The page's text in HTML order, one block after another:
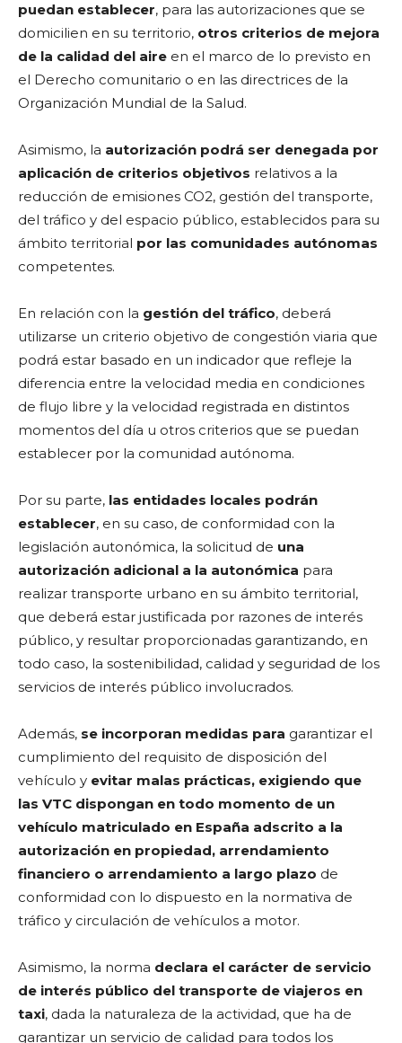
puedan establecer, para las autorizaciones que se
domicilien en su territorio, otros criterios de mejora
de la calidad del aire en el marco de lo previsto en
el Derecho comunitario o en las directrices de la
Organización Mundial de la Salud.
Asimismo, la autorización podrá ser denegada por
aplicación de criterios objetivos relativos a la
reducción de emisiones CO2, gestión del transporte,
del tráfico y del espacio público, establecidos para su
ámbito territorial por las comunidades autónomas
competentes.
En relación con la gestión del tráfico, deberá
utilizarse un criterio objetivo de congestión viaria que
podrá estar basado en un indicador que refleje la
diferencia entre la velocidad media en condiciones
de flujo libre y la velocidad registrada en distintos
momentos del día u otros criterios que se puedan
establecer por la comunidad autónoma.
Por su parte, las entidades locales podrán
establecer, en su caso, de conformidad con la
legislación autonómica, la solicitud de una
autorización adicional a la autonómica para
realizar transporte urbano en su ámbito territorial,
que deberá estar justificada por razones de interés
público, y resultar proporcionadas garantizando, en
todo caso, la sostenibilidad, calidad y seguridad de los
servicios de interés público involucrados.
Además, se incorporan medidas para garantizar el
cumplimiento del requisito de disposición del
vehículo y evitar malas prácticas, exigiendo que
las VTC dispongan en todo momento de un
vehículo matriculado en España adscrito a la
autorización en propiedad, arrendamiento
financiero o arrendamiento a largo plazo de
conformidad con lo dispuesto en la normativa de
tráfico y circulación de vehículos a motor.
Asimismo, la norma declara el carácter de servicio
de interés público del transporte de viajeros en
taxi, dada la naturaleza de la actividad, que ha de
garantizar un servicio de calidad para todos los